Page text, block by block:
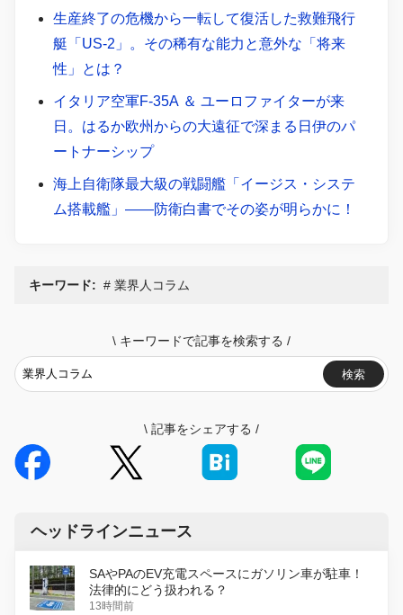
生産終了の危機から一転して復活した救難飛行
艇「US-2」。その稀有な能力と意外な「将来
性」とは？
イタリア空軍F-35A ＆ ユーロファイターが来
日。はるか欧州からの大遠征で深まる日伊のパ
ートナーシップ
海上自衛隊最大級の戦闘艦「イージス・システ
ム搭載艦」――防衛白書でその姿が明らかに！
キーワード: 業界人コラム
\ キーワードで記事を検索する /
検索
\ 記事をシェアする /
ヘッドラインニュース
SAやPAのEV充電スペースにガソリン車が駐車！
法律的にどう扱われる？
13時間前